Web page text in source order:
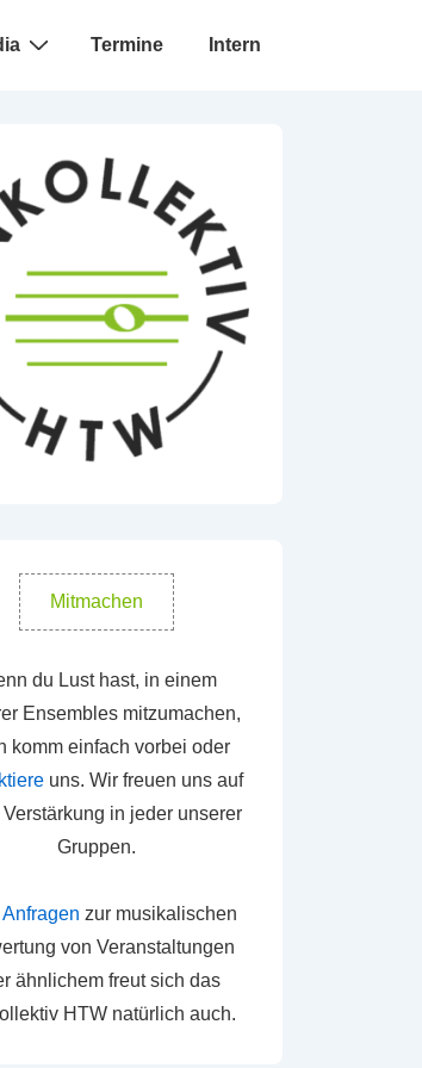
Termine Intern
Mitmachen
du Lust hast, in einem
Ensembles mitzumachen,
komm einfach vorbei oder
uns. Wir freuen uns auf
in jeder unserer
Gruppen.
Anfragen zur musikalischen
von Veranstaltungen
ähnlichem freut sich das
HTW natürlich auch.